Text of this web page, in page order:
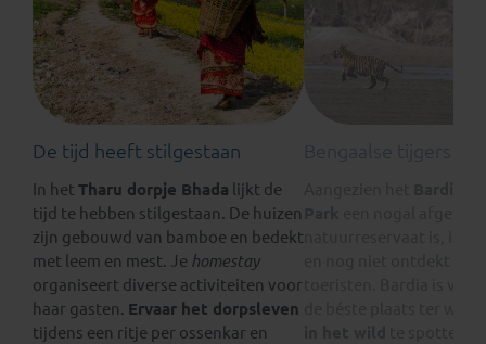
De tijd heeft stilgestaan
In het Tharu dorpje Bhada lijkt de
tijd te hebben stilgestaan. De huizen
zijn gebouwd van bamboe en bedekt
met leem en mest. Je homestay
organiseert diverse activiteiten voor
haar gasten. Ervaar het dorpsleven
tijdens een ritje per ossenkar en
Bengaalse tijgers in